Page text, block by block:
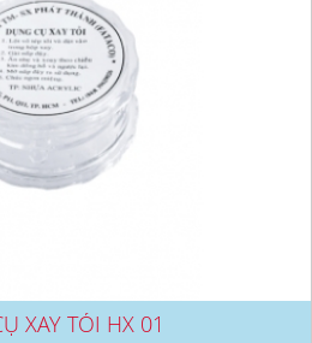
XAY TỎI HX 01